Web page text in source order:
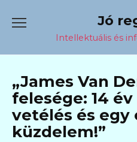
содержанию
Jó
Intellektuális és
„James Van
felesége: 14
vetélés és egy
küzdelem!”